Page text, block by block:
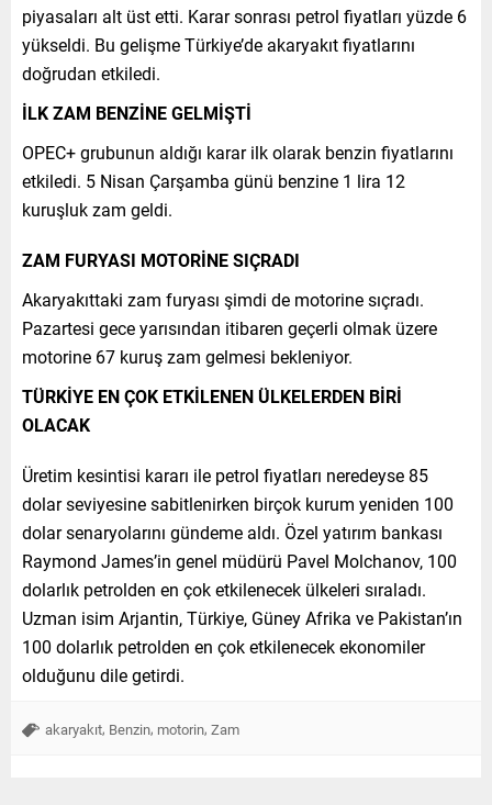
piyasaları alt üst etti. Karar sonrası petrol fiyatları yüzde 6
yükseldi. Bu gelişme Türkiye’de akaryakıt fiyatlarını
doğrudan etkiledi.
İLK ZAM BENZİNE GELMİŞTİ
OPEC+ grubunun aldığı karar ilk olarak benzin fiyatlarını
etkiledi. 5 Nisan Çarşamba günü benzine 1 lira 12
kuruşluk zam geldi.
ZAM FURYASI MOTORİNE SIÇRADI
Akaryakıttaki zam furyası şimdi de motorine sıçradı.
Pazartesi gece yarısından itibaren geçerli olmak üzere
motorine 67 kuruş zam gelmesi bekleniyor.
TÜRKİYE EN ÇOK ETKİLENEN ÜLKELERDEN BİRİ
OLACAK
Üretim kesintisi kararı ile petrol fiyatları neredeyse 85
dolar seviyesine sabitlenirken birçok kurum yeniden 100
dolar senaryolarını gündeme aldı. Özel yatırım bankası
Raymond James’in genel müdürü Pavel Molchanov, 100
dolarlık petrolden en çok etkilenecek ülkeleri sıraladı.
Uzman isim Arjantin, Türkiye, Güney Afrika ve Pakistan’ın
100 dolarlık petrolden en çok etkilenecek ekonomiler
olduğunu dile getirdi.
akaryakıt, Benzin, motorin, Zam